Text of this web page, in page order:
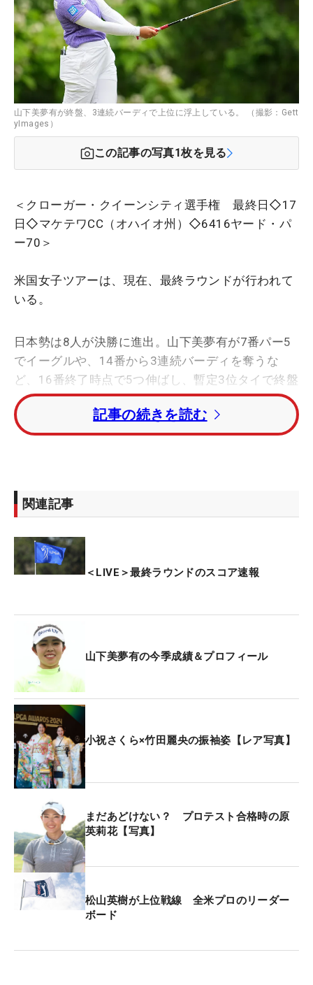
山下美夢有が終盤、3連続バーディで上位に浮上している。 （撮影：Gett
yImages）
この記事の写真1枚を見る
＜クローガー・クイーンシティ選手権 最終日◇17
日◇マケテワCC（オハイオ州）◇6416ヤード・パ
ー70＞
米国女子ツアーは、現在、最終ラウンドが行われて
いる。
日本勢は8人が決勝に進出。山下美夢有が7番パー5
でイーグルや、14番から3連続バーディを奪うな
ど、16番終了時点で5つ伸ばし、暫定3位タイで終盤
に入っている。トータル8アンダーは首位と4打差と
いう状況だ。竹田麗央は14番終了時点で1つ落と
し、トータル4アンダーでプレーしている。
ィ・2ボギーの「66」で回り、トータル3アンダーで
フィニッシュ。西郷真央も2つ伸ばし、トータル1ア
ンパー。前日「74」と苦しんだ渋野日向子は4バー
ディ・3ボギーの「69」で、畑岡奈紗と並ぶトータ
現在の首位はトータル12アンダーのロティ・ウォー
ド(イングランド)。1打差にユ・ヘラン（韓国）、3
位タイに山下とイン・ルオニン（中国）が続いてい
る。
今大会の賞金総額は200万ドル（約3億1500万
円）。優勝者には30万ドル（約4700万円）が贈ら
れる。
記事の続きを読む
関連記事
＜LIVE＞最終ラウンドのスコア速報
山下美夢有の今季成績＆プロフィール
小祝さくら×竹田麗央の振袖姿【レア写真】
まだあどけない？ プロテスト合格時の原
英莉花【写真】
松山英樹が上位戦線 全米プロのリーダー
ボード